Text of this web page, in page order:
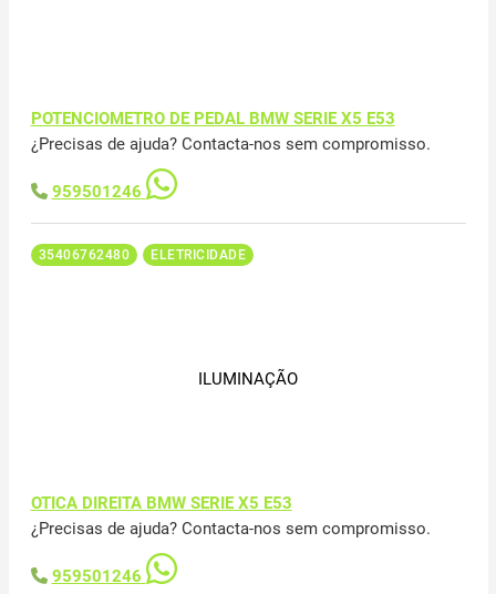
POTENCIOMETRO DE PEDAL BMW SERIE X5 E53
¿Precisas de ajuda? Contacta-nos sem compromisso.
959501246
35406762480 ELETRICIDADE
ILUMINAÇÃO
OTICA DIREITA BMW SERIE X5 E53
¿Precisas de ajuda? Contacta-nos sem compromisso.
959501246